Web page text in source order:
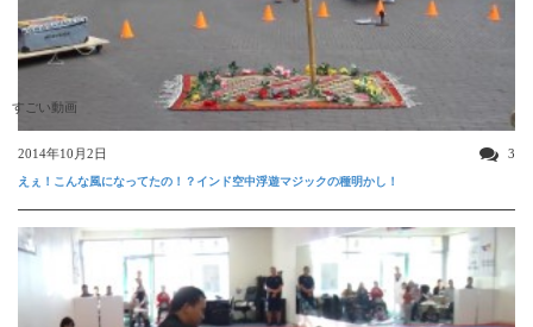
すごい動画
2014年10月2日 3
えぇ！こんな風になってたの！？インド空中浮遊マジックの種明かし！